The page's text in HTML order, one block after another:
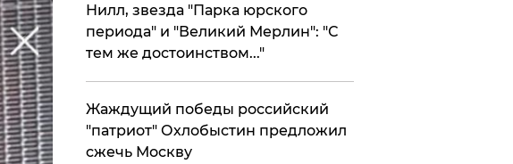
Нилл, звезда "Парка юрского
периода" и "Великий Мерлин": "С
тем же достоинством..."
Жаждущий победы российский
"патриот" Охлобыстин предложил
сжечь Москву